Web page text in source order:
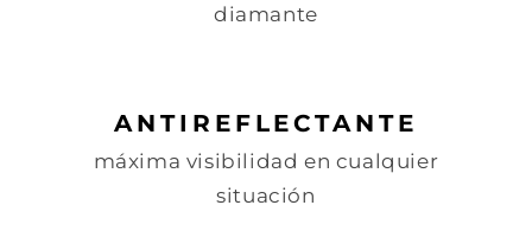
diamante
ANTIREFLECTANTE
máxima visibilidad en cualquier
situación